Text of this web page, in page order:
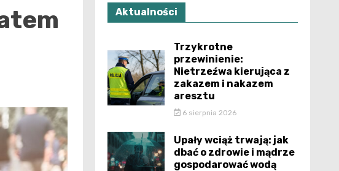
Aktualności
Trzykrotne
przewinienie:
Nietrzeźwa kierująca z
zakazem i nakazem
aresztu
6 sierpnia 2026
Upały wciąż trwają: jak
dbać o zdrowie i mądrze
gospodarować wodą